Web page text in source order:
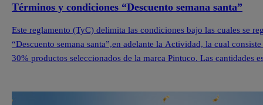
Términos y condiciones “Descuento semana santa”
Este reglamento (TyC) delimita las condiciones bajo las cuales se
“Descuento semana santa”,en adelante la Actividad, la cual
30% productos seleccionados de la marca Pintuco. Las cantidades